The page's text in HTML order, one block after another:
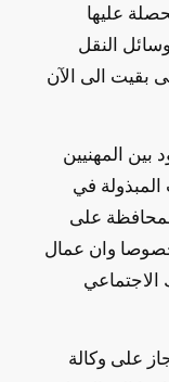
عليها
النقل
بقيت الى الآن
في
على
وان عمال